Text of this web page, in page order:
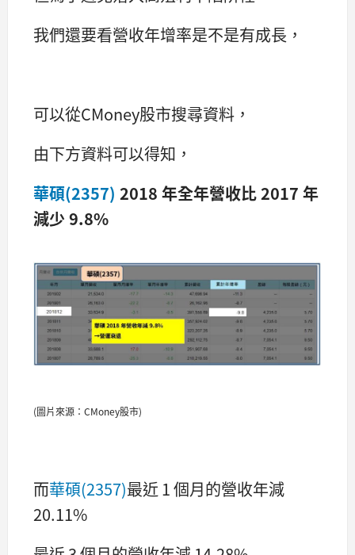
我們還要看營收年增率是不是有成長，
可以從CMoney股市搜尋資料，
由下方資料可以得知，
華碩(2357) 2018 年全年營收比 2017 年
減少 9.8%
(圖片來源：CMoney股市)
而華碩(2357)最近 1 個月的營收年減
20.11%